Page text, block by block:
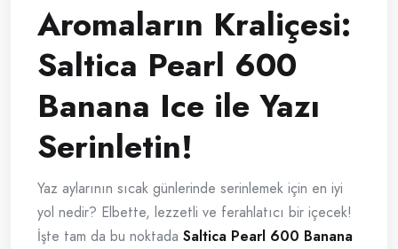
Aromaların Kraliçesi:
Saltica Pearl 600
Banana Ice ile Yazı
Serinletin!
Yaz aylarının sıcak günlerinde serinlemek için en iyi
yol nedir? Elbette, lezzetli ve ferahlatıcı bir içecek!
İşte tam da bu noktada Saltica Pearl 600 Banana